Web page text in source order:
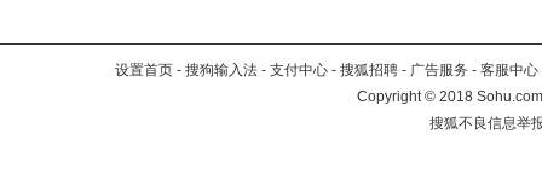
设置首页 - 搜狗输入法 - 支付中心 - 搜狐招聘 - 广告服务 - 客服中心
Copyright©2018
搜狐不良信息举